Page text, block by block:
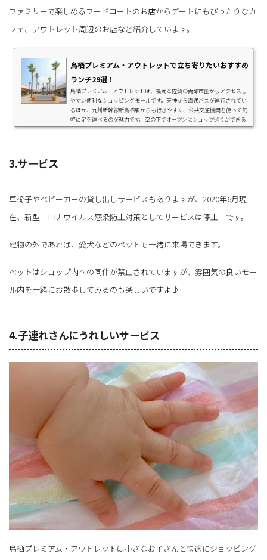
ファミリーで楽しめるフードコートのお店からデートにもぴったりなカ
フェ、アウトレット周辺のお店など紹介しています。
鳥栖プレミアム・アウトレットで立ち寄りたいおすすめ
ランチ29選！
鳥栖プレミアム・アウトレットは、福岡と佐賀の両都市圏からアクセスし
やすい便利なショッピングモールです。天神から直通バスが運行されてい
るほか、九州新幹線新鳥栖駅からも行きやすく、公共交通機関を使って気
軽に足を運べるのが魅力です。空の下でオープンにショップ巡りができる
鳥栖プレミアム・アウトレットは、家族の休日やカップルのデートにもぴ
3.サービス
車椅子やベビーカーの貸し出しサービスもありますが、2020年6月現
在、新型コロナウイルス感染防止対策としてサービスは停止中です。
建物の外であれば、愛犬などのペットも一緒に来場できます。
ペットはショップ内への同伴が禁止されていますが、雰囲気の良いモー
ル内を一緒にお散歩してみるのも楽しいですよ♪
4.子連れさんにうれしいサービス
鳥栖プレミアム・アウトレットは小さなお子さんと快適にショッピング